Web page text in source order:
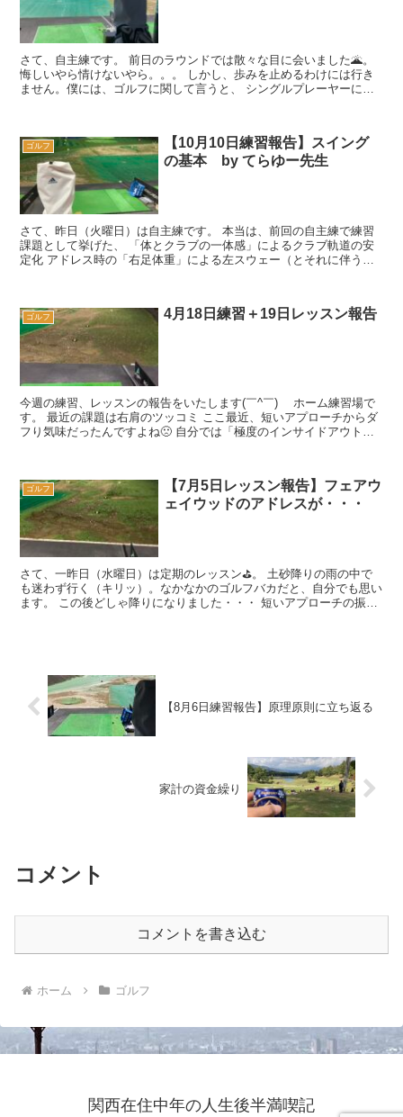
さて、自主練です。 前日のラウンドでは散々な目に会いました🌋。
悔しいやら情けないやら。。。 しかし、歩みを止めるわけには行き
ません。僕には、ゴルフに関して言うと、 シングルプレーヤーにな
ゴルフ
【10月10日練習報告】スイング
の基本 by てらゆー先生
さて、昨日（火曜日）は自主練です。 本当は、前回の自主練で練習
課題として挙げた、 「体とクラブの一体感」によるクラブ軌道の安
定化 アドレス時の「右足体重」による左スウェー（とそれに伴う体
ゴルフ 4月18日練習＋19日レッスン報告
今週の練習、レッスンの報告をいたします(￣^￣)ゞ ホーム練習場で
す。 最近の課題は右肩のツッコミ ここ最近、短いアプローチからダ
フり気味だったんですよね🙁 自分では「極度のインサイドアウト」
ゴルフ
【7月5日レッスン報告】フェアウ
ェイウッドのアドレスが・・・
さて、一昨日（水曜日）は定期のレッスン⛳️。 土砂降りの雨の中で
も迷わず行く（キリッ）。なかなかのゴルフバカだと、自分でも思い
ます。 この後どしゃ降りになりました・・・ 短いアプローチの振り
【8月6日練習報告】原理原則に立ち返る
家計の資金繰り
コメント
コメントを書き込む
ホーム ゴルフ
関西在住中年の人生後半満喫記